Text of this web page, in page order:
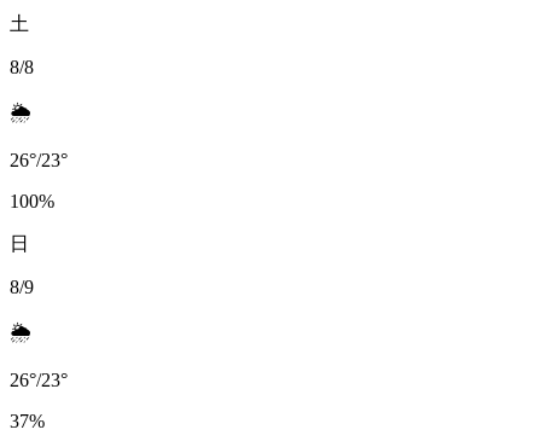
土
8/8
🌦️
26°/23°
100%
日
8/9
🌦️
26°/23°
37%